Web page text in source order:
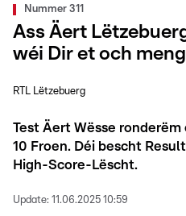
Nummer 311
Ass Äert
wéi Dir et och
RTL Lëtzebuerg
Test Äert Wësse
10 Froen. Déi bescht
High-Score-Lëscht.
Update: 11.06.2025 10:59